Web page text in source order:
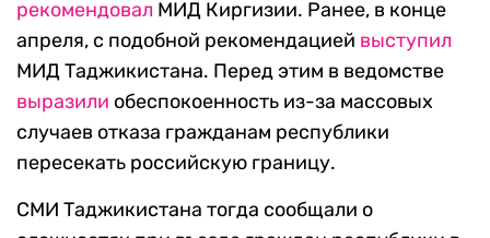
рекомендовал МИД Киргизии. Ранее, в конце
апреля, с подобной рекомендацией выступил
МИД Таджикистана. Перед этим в ведомстве
выразили обеспокоенность из-за массовых
случаев отказа гражданам республики
пересекать российскую границу.
СМИ Таджикистана тогда сообщали о